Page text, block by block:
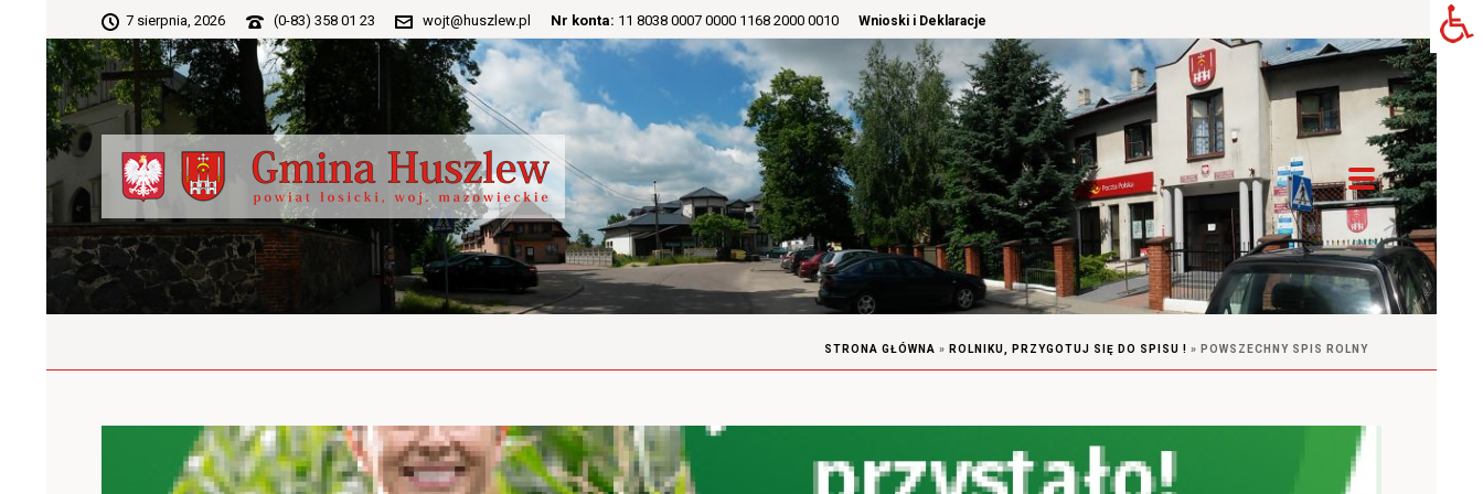
7 sierpnia, 2026 (0-83) 358 01 23 wojt@huszlew.pl Nr konta: 11 8038 0007 0000 1168 2000 0010 Wnioski i Deklaracje
STRONA GŁÓWNA » ROLNIKU, PRZYGOTUJ SIĘ DO SPISU ! » POWSZECHNY SPIS ROLNY